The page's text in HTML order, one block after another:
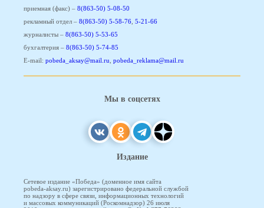
приемная (факс) – 8(863-50) 5-08-50
рекламный отдел – 8(863-50) 5-58-76, 5-21-66
журналисты – 8(863-50) 5-53-65
бухгалтерия – 8(863-50) 5-74-85
E-mail: pobeda_aksay@mail.ru, pobeda_reklama@mail.ru
Мы в соцсетях
Издание
Сетевое издание «Победа» (доменное имя сайта
pobeda-aksay.ru) зарегистрировано федеральной службой
по надзору в сфере связи, информационных технологий
и массовых коммуникаций (Роскомнадзор) 26 июля